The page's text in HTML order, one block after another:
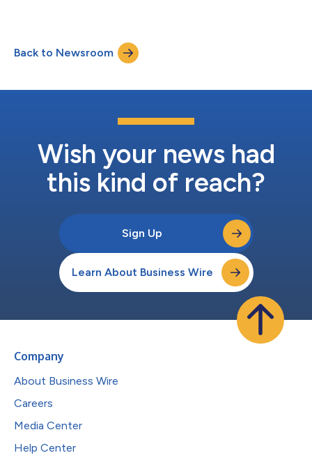
Viking Global Investors et Marshall Wace ont rejoint le syndicat
d’investisseurs initial dirigé par Bain Capital Life Sciences,
Back to Newsroom
Wish your news had
this kind of reach?
Sign Up
Learn About Business Wire
Company
About Business Wire
Careers
Media Center
Help Center